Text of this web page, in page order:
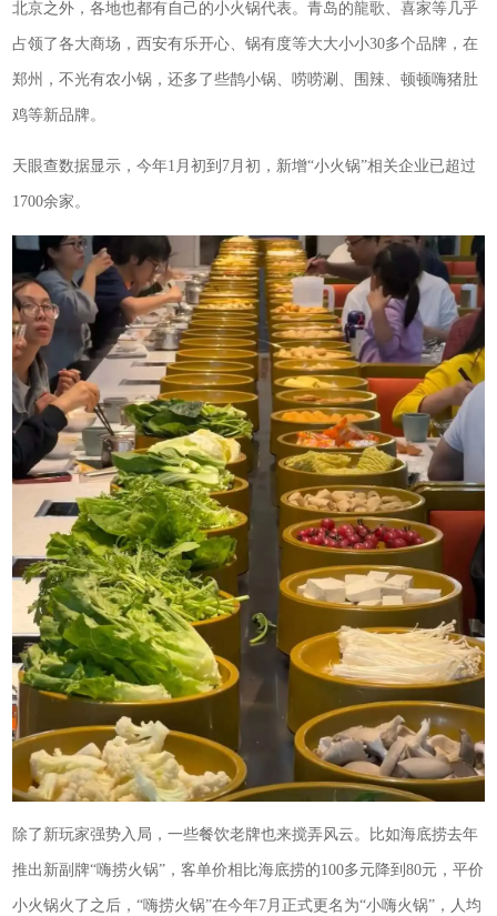
北京之外，各地也都有自己的小火锅代表。青岛的龍歌、喜家等几乎
占领了各大商场，西安有乐开心、锅有度等大大小小30多个品牌，在
郑州，不光有农小锅，还多了些鹊小锅、唠唠涮、围辣、顿顿嗨猪肚
鸡等新品牌。
天眼查数据显示，今年1月初到7月初，新增“小火锅”相关企业已超过
1700余家。
除了新玩家强势入局，一些餐饮老牌也来搅弄风云。比如海底捞去年
推出新副牌“嗨捞火锅”，客单价相比海底捞的100多元降到80元，平价
小火锅火了之后，“嗨捞火锅”在今年7月正式更名为“小嗨火锅”，人均